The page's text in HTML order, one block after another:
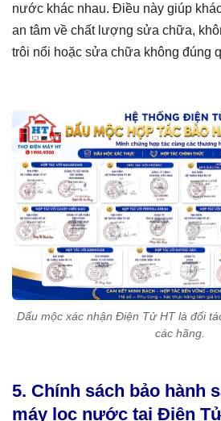
nước khác nhau. Điều này giúp
an tâm về chất lượng sửa chữa,
trôi nổi hoặc sửa chữa không đúng
Dấu mộc xác nhận Điện Tử HT là đối
các hãng.
5. Chính sách bảo hành
máy lọc nước tại Điện